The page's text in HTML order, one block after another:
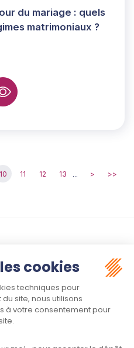
du mariage : quels
matrimoniaux ?
10 11 12 13 ... > >>